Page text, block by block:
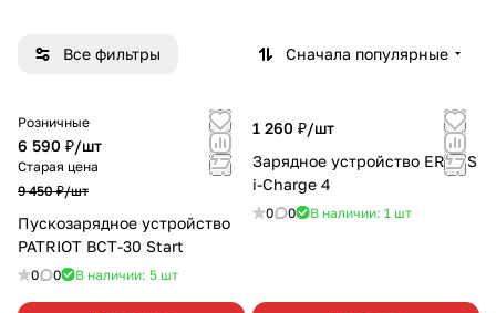
Все фильтры Сначала популярные
Розничные
6 590 ₽/шт
Старая цена
9 450 ₽/шт
Пускозарядное устройство
PATRIOT BCT-30 Start
0 0 В наличии: 5 шт
1 260 ₽/шт
Зарядное устройство ERGUS
i-Charge 4
0 0 В наличии: 1 шт